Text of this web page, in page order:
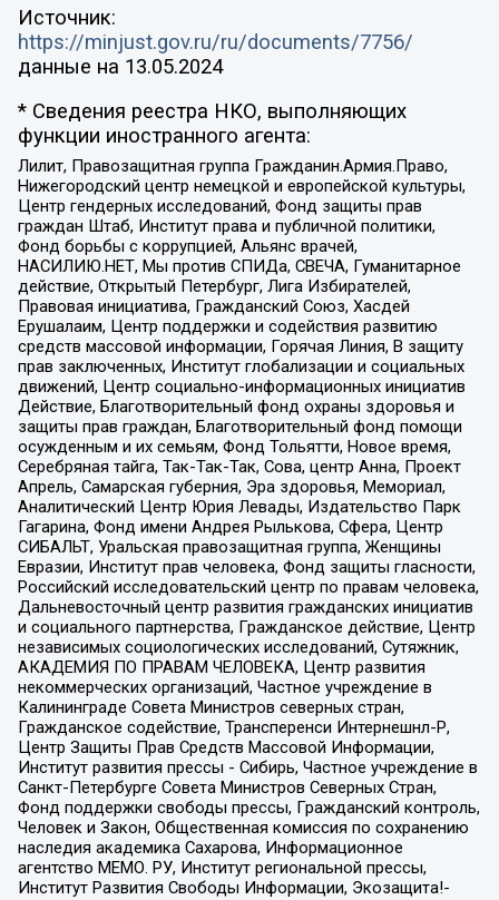
Источник:
https://minjust.gov.ru/ru/documents/7756/
данные на 13.05.2024
* Сведения реестра НКО, выполняющих
функции иностранного агента:
Лилит, Правозащитная группа Гражданин.Армия.Право,
Нижегородский центр немецкой и европейской культуры,
Центр гендерных исследований, Фонд защиты прав
граждан Штаб, Институт права и публичной политики,
Фонд борьбы с коррупцией, Альянс врачей,
НАСИЛИЮ.НЕТ, Мы против СПИДа, СВЕЧА, Гуманитарное
действие, Открытый Петербург, Лига Избирателей,
Правовая инициатива, Гражданский Союз, Хасдей
Ерушалаим, Центр поддержки и содействия развитию
средств массовой информации, Горячая Линия, В защиту
прав заключенных, Институт глобализации и социальных
движений, Центр социально-информационных инициатив
Действие, Благотворительный фонд охраны здоровья и
защиты прав граждан, Благотворительный фонд помощи
осужденным и их семьям, Фонд Тольятти, Новое время,
Серебряная тайга, Так-Так-Так, Сова, центр Анна, Проект
Апрель, Самарская губерния, Эра здоровья, Мемориал,
Аналитический Центр Юрия Левады, Издательство Парк
Гагарина, Фонд имени Андрея Рылькова, Сфера, Центр
СИБАЛЬТ, Уральская правозащитная группа, Женщины
Евразии, Институт прав человека, Фонд защиты гласности,
Российский исследовательский центр по правам человека,
Дальневосточный центр развития гражданских инициатив
и социального партнерства, Гражданское действие, Центр
независимых социологических исследований, Сутяжник,
АКАДЕМИЯ ПО ПРАВАМ ЧЕЛОВЕКА, Центр развития
некоммерческих организаций, Частное учреждение в
Калининграде Совета Министров северных стран,
Гражданское содействие, Трансперенси Интернешнл-Р,
Центр Защиты Прав Средств Массовой Информации,
Институт развития прессы - Сибирь, Частное учреждение в
Санкт-Петербурге Совета Министров Северных Стран,
Фонд поддержки свободы прессы, Гражданский контроль,
Человек и Закон, Общественная комиссия по сохранению
наследия академика Сахарова, Информационное
агентство МЕМО. РУ, Институт региональной прессы,
Институт Развития Свободы Информации, Экозащита!-